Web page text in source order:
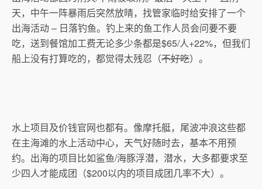
天，中午一阵暴雨后突然放晴，找管家临时给安排了一个
出海活动 – 日落钓鱼。钓上来的鱼工作人员会问要不要
吃，送到餐馆加工费无论多少条都是$65/人+22%，但我们
船上没有打算吃的，都觉得太残忍（不好吃）。
水上项目及价钱官网也都有。像摩托艇，尾波冲浪这些都
在主海滩的水上活动中心，天气好随时去，基本不用预
约。出海的项目比如鲨鱼/海豚浮潜，潜水，大多都要求至
少四人才能成团（$200以内的项目成团几率不大）。